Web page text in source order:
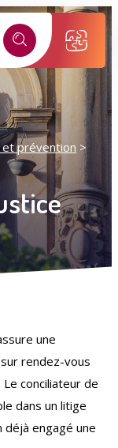
M2A
et prévention >
une
rendez-vous
conciliateur de
dans un litige
déjà engagé une
par SMS !
.*